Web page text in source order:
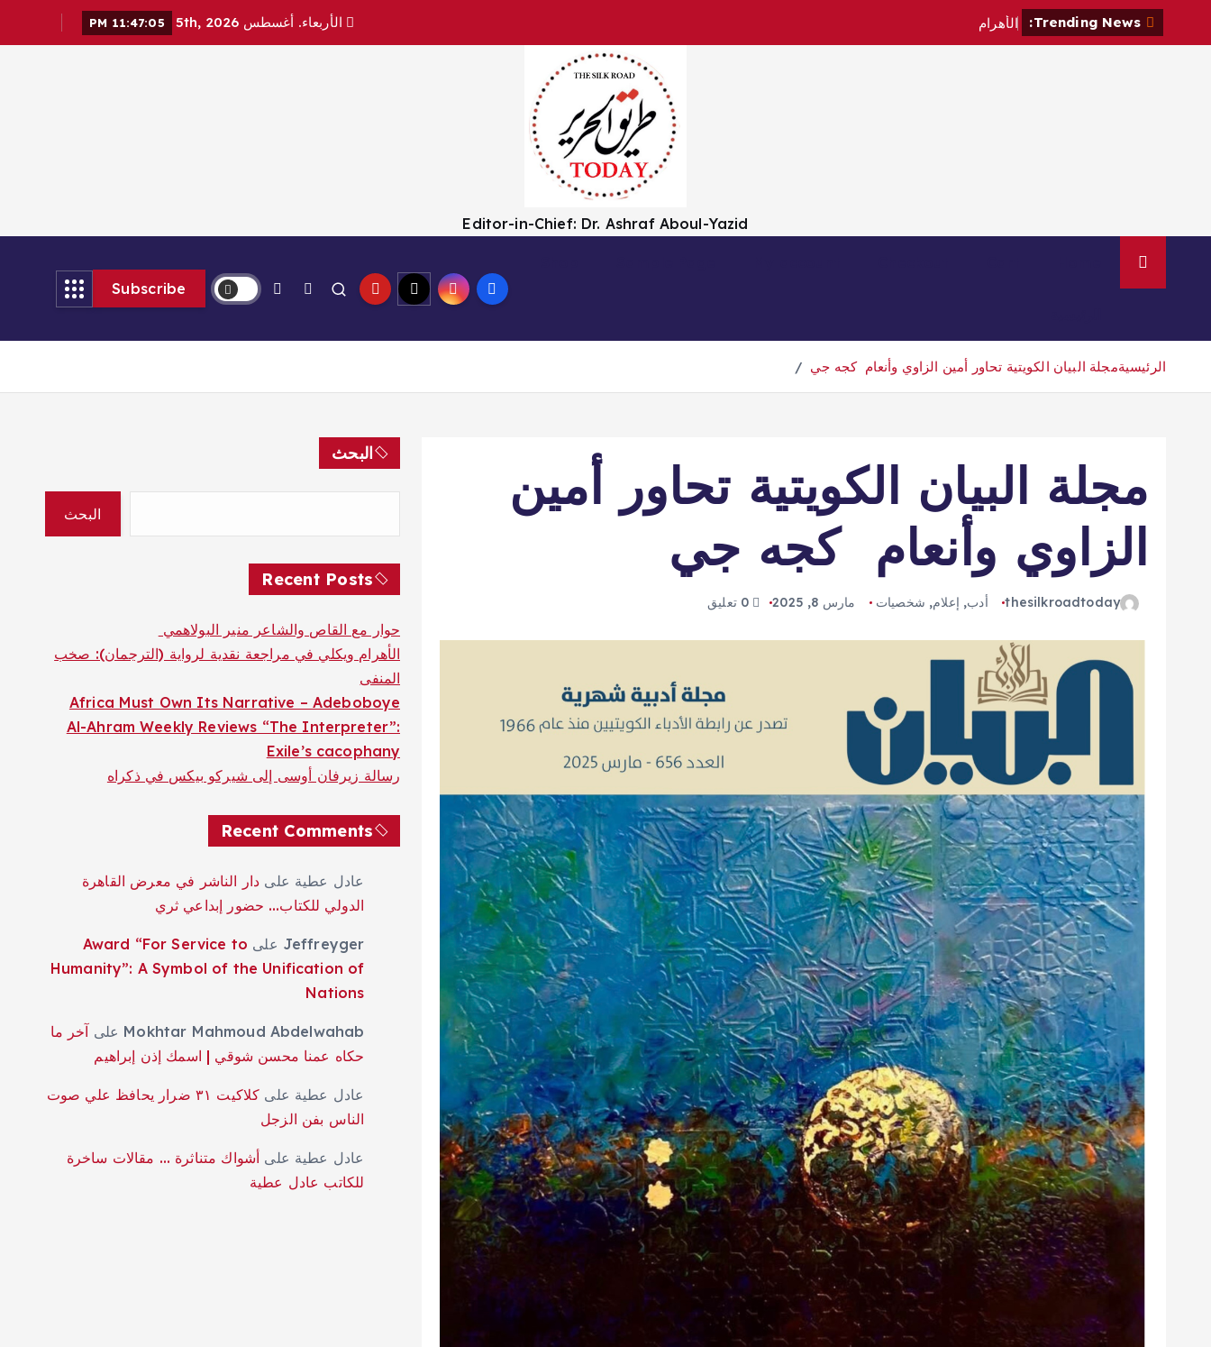
الأهر ام الأربعاء. أغسطس 5th, 2026 11:47:07 PM
Editor-in-Chief: Dr. Ashraf Aboul-Yazid
Subscribe
الرئيسيةمجلة البيان الكويتية تحاور أمين الزاوي وأنعام كجه جي
مجلة البيان الكويتية تحاور أمين
الزاوي وأنعام كجه جي
thesilkroadtoday أدب, إعلام, شخصيات مارس 8, 2025
البحث
البحث
Recent Posts
حوار مع القاص والشاعر منير البولاهمي
الأهرام ويكلي في مراجعة نقدية لرواية (الترجمان): صخب
المنفى
Africa Must Own Its Narrative – Adeboboye
Al-Ahram Weekly Reviews “The Interpreter”:
Exile’s cacophany
رسالة زيرفان أوسى إلى شيركو بيكس في ذكراه
Recent Comments
عادل عطية على دار الناشر في معرض القاهرة
الدولي للكتاب… حضور إبداعي ثري
Jeffreyger على Award “For Service to
Humanity”: A Symbol of the Unification of
Nations
Mokhtar Mahmoud Abdelwahab على آخر ما
حكاه عمنا محسن شوقي | اسمك إذن إبراهيم
عادل عطية على
كلاكيت ٣١ ضرار يحافظ علي صوت
الناس بفن الزجل
عادل عطية على أشواك متناثرة … مقالات ساخرة
للكاتب عادل عطية